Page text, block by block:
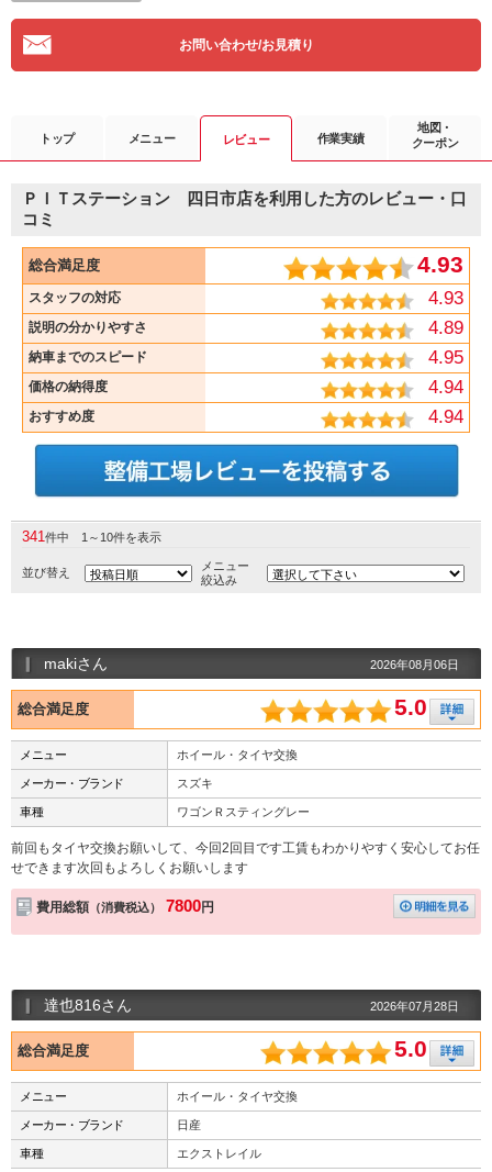
お問い合わせ/お見積り
トップ メニュー レビュー 作業実績
地図・
クーポン
ＰＩＴステーション 四日市店を利用した方のレビュー・口
コミ
総合満足度 4.93
スタッフの対応 4.93
説明の分かりやすさ 4.89
納車までのスピード 4.95
価格の納得度 4.94
おすすめ度 4.94
341件中 1～10件を表示
並び替え
メニュー
絞込み
makiさん 2026年08月06日
総合満足度 5.0
メニュー ホイール・タイヤ交換
メーカー・ブランド スズキ
車種 ワゴンＲスティングレー
前回もタイヤ交換お願いして、今回2回目です工賃もわかりやすく安心してお任
せできます次回もよろしくお願いします
費用総額 （消費税込） 7800円
達也816さん 2026年07月28日
総合満足度 5.0
メニュー ホイール・タイヤ交換
メーカー・ブランド 日産
車種 エクストレイル